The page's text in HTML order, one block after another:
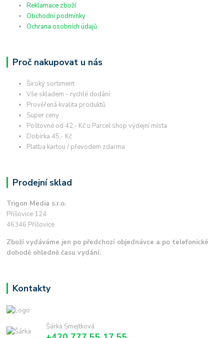
Reklamace zboží
Obchodní podmínky
Ochrana osobních údajů
Proč nakupovat u nás
Široký sortiment
Vše skladem - rychlé dodání
Prověřená kvalita produktů
Super ceny
Poštovné od 42,- Kč u Parcel shop výdejní místa
Dobírka 45,- Kč
Platba kartou / převodem zdarma
Prodejní sklad
Trigon Media s.r.o.
Příšovice 124
46346 Příšovice
Zboží vydáváme jen po předchozí objednávce a po telefonické
dohodě ohledně času vydání.
Kontakty
Šárka Smejtková